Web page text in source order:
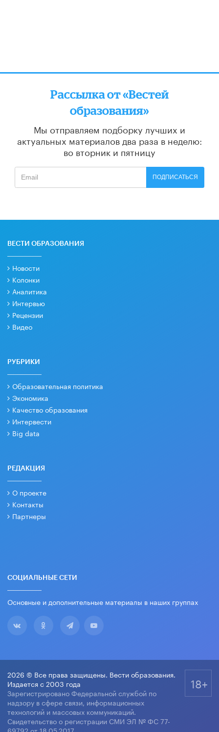
Рассылка от «Вестей
образования»
Мы отправляем подборку лучших и
актуальных материалов два раза в неделю:
во вторник и пятницу
ПОДПИСАТЬСЯ
ВЕСТИ ОБРАЗОВАНИЯ
Новости
Колонки
Аналитика
Интервью
Рецензии
Видео
РУБРИКИ
Образовательная политика
Экономика
Качество образования
Интервести
Big data
РЕДАКЦИЯ
О проекте
Контакты
Партнеры
СОЦИАЛЬНЫЕ СЕТИ
Основные и дополнительные материалы в наших группах
2026 © Все права защищены. Вести образования.
Издается с 2003 года
Зарегистрировано Федеральной службой по
надзору в сфере связи, информационных
технологий и массовых коммуникаций.
Свидетельство о регистрации СМИ ЭЛ № ФС 77-
18+